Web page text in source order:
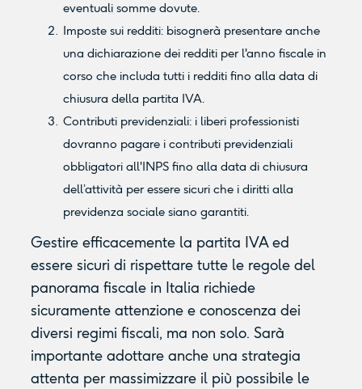
eventuali somme dovute.
Imposte sui redditi: bisognerà presentare anche
una dichiarazione dei redditi per l'anno fiscale in
corso che includa tutti i redditi fino alla data di
chiusura della partita IVA.
Contributi previdenziali: i liberi professionisti
dovranno pagare i contributi previdenziali
obbligatori all'INPS fino alla data di chiusura
dell’attività per essere sicuri che i diritti alla
previdenza sociale siano garantiti.
Gestire efficacemente la partita IVA ed
essere sicuri di rispettare tutte le regole del
panorama fiscale in Italia richiede
sicuramente attenzione e conoscenza dei
diversi regimi fiscali, ma non solo. Sarà
importante adottare anche una strategia
attenta per massimizzare il più possibile le